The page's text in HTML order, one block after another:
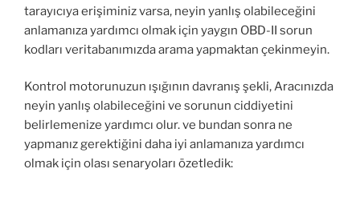
tarayıcıya erişiminiz varsa, neyin yanlış olabileceğini
anlamanıza yardımcı olmak için yaygın OBD-II sorun
kodları veritabanımızda arama yapmaktan çekinmeyin.
Kontrol motorunuzun ışığının davranış şekli, Aracınızda
neyin yanlış olabileceğini ve sorunun ciddiyetini
belirlemenize yardımcı olur. ve bundan sonra ne
yapmanız gerektiğini daha iyi anlamanıza yardımcı
olmak için olası senaryoları özetledik: